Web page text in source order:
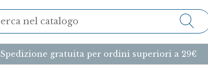
Spedizione gratuita per ordini superiori a 29€